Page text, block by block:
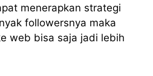
menerapkan strategi
followersnya maka
web bisa saja jadi lebih